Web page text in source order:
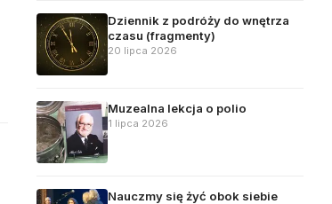
Dziennik z podróży do wnętrza
czasu (fragmenty)
20 lipca 2026
Muzealna lekcja o polio
1 lipca 2026
Nauczmy się żyć obok siebie